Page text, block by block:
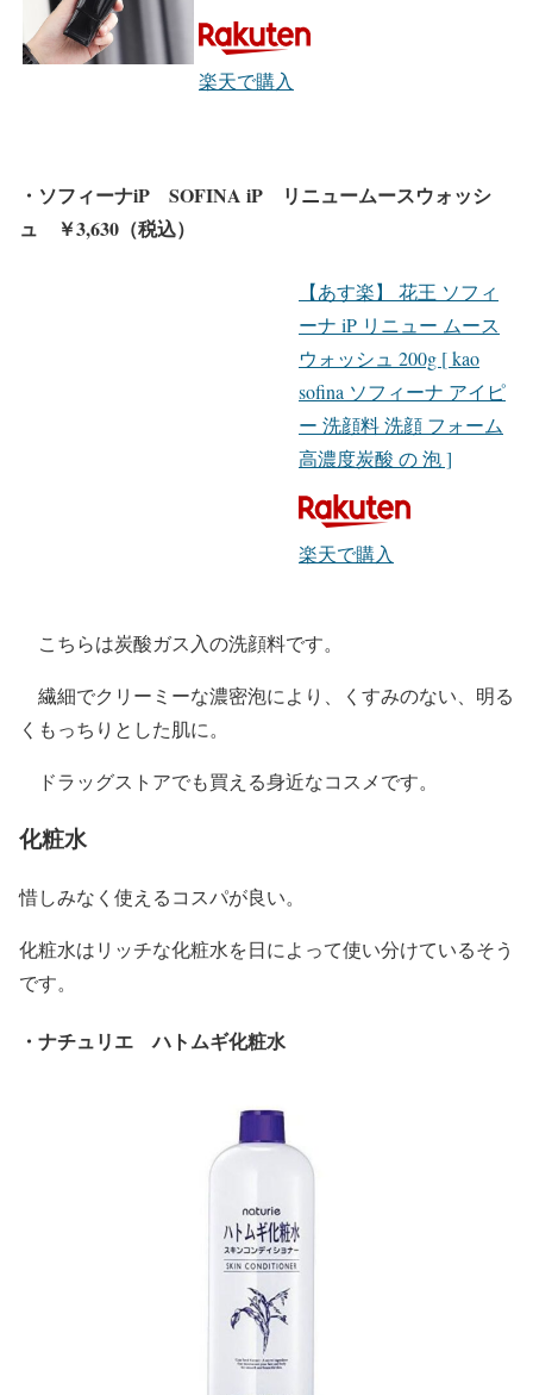
楽天で購入
・ソフィーナiP SOFINA iP リニュームースウォッシ
ュ ￥3,630（税込）
【あす楽】 花王 ソフィ
ーナ iP リニュー ムース
ウォッシュ 200g [ kao
sofina ソフィーナ アイピ
ー 洗顔料 洗顔 フォーム
高濃度炭酸 の 泡 ]
楽天で購入
こちらは炭酸ガス入の洗顔料です。
繊細でクリーミーな濃密泡により、くすみのない、明る
くもっちりとした肌に。
ドラッグストアでも買える身近なコスメです。
化粧水
惜しみなく使えるコスパが良い。
化粧水はリッチな化粧水を日によって使い分けているそう
です。
・ナチュリエ ハトムギ化粧水